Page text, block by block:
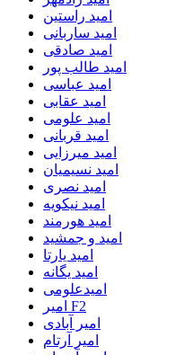
امید راستین
امید ساربانی
امید صادقی
امید طالب پور
امید عباسی
امید عقابی
امید علومی
امید قربانی
امید میرزایی
امید نسیمیان
امید نصری
امید نیکویه
امید هورمند
امید و جمشید
امید یارتا
امید یگانه
امیدعلومی
امیر F2
امیر آبادی
امیر آرتام